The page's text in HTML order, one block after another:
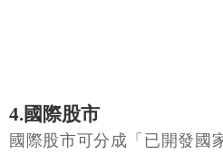
4.國際股市
國際股市可分成「已開發國